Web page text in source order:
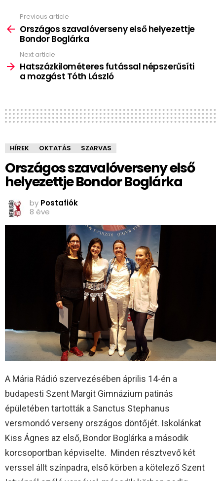
more
Previous article
Országos szavalóverseny első helyezettje
Bondor Boglárka
Next article
Hatszázkilométeres futással népszerűsíti
a mozgást Tóth László
HÍREK OKTATÁS SZARVAS
Országos szavalóverseny első
helyezettje Bondor Boglárka
by Postafiók
8 éve
A Mária Rádió szervezésében április 14-én a
budapesti Szent Margit Gimnázium patinás
épületében tartották a Sanctus Stephanus
versmondó verseny országos döntőjét. Iskolánkat
Kiss Ágnes az első, Bondor Boglárka a második
korcsoportban képviselte. Minden résztvevő két
verssel állt színpadra, első körben a kötelező Szent